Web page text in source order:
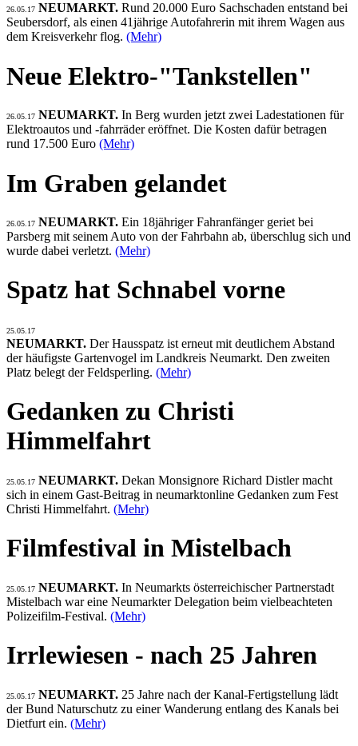
26.05.17 NEUMARKT. Rund 20.000 Euro Sachschaden entstand bei
Seubersdorf, als einen 41jährige Autofahrerin mit ihrem Wagen aus
dem Kreisverkehr flog. (Mehr)
Neue Elektro-"Tankstellen"
26.05.17 NEUMARKT. In Berg wurden jetzt zwei Ladestationen für
Elektroautos und -fahrräder eröffnet. Die Kosten dafür betragen
rund 17.500 Euro (Mehr)
Im Graben gelandet
26.05.17 NEUMARKT. Ein 18jähriger Fahranfänger geriet bei
Parsberg mit seinem Auto von der Fahrbahn ab, überschlug sich und
wurde dabei verletzt. (Mehr)
Spatz hat Schnabel vorne
25.05.17
NEUMARKT. Der Hausspatz ist erneut mit deutlichem Abstand
der häufigste Gartenvogel im Landkreis Neumarkt. Den zweiten
Platz belegt der Feldsperling. (Mehr)
Gedanken zu Christi
Himmelfahrt
25.05.17 NEUMARKT. Dekan Monsignore Richard Distler macht
sich in einem Gast-Beitrag in neumarktonline Gedanken zum Fest
Christi Himmelfahrt. (Mehr)
Filmfestival in Mistelbach
25.05.17 NEUMARKT. In Neumarkts österreichischer Partnerstadt
Mistelbach war eine Neumarkter Delegation beim vielbeachteten
Polizeifilm-Festival. (Mehr)
Irrlewiesen - nach 25 Jahren
25.05.17 NEUMARKT. 25 Jahre nach der Kanal-Fertigstellung lädt
der Bund Naturschutz zu einer Wanderung entlang des Kanals bei
Dietfurt ein. (Mehr)